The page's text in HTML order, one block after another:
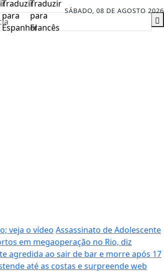
SÁBADO, 08 DE AGOSTO 2026
veja o vídeo Assassinato de Adolescente
em megaoperação no Rio, diz
agredida ao sair de bar e morre após 17
até as costas e surpreende web